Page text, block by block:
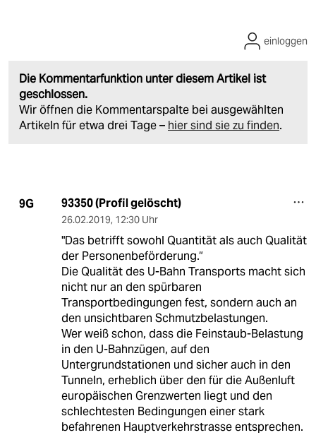
Die Kommentarfunktion unter diesem Artikel ist
geschlossen.
Wir öffnen die Kommentarspalte bei ausgewählten
Artikeln für etwa drei Tage – hier sind sie zu finden.
einloggen
9G 93350 (Profil gelöscht)
26.02.2019, 12:30 Uhr
"Das betrifft sowohl Quantität als auch Qualität
der Personenbeförderung.“
Die Qualität des U-Bahn Transports macht sich
nicht nur an den spürbaren
Transportbedingungen fest, sondern auch an
den unsichtbaren Schmutzbelastungen.
Wer weiß schon, dass die Feinstaub-Belastung
in den U-Bahnzügen, auf den
Untergrundstationen und sicher auch in den
Tunneln, erheblich über den für die Außenluft
europäischen Grenzwerten liegt und den
schlechtesten Bedingungen einer stark
befahrenen Hauptverkehrstrasse entsprechen.